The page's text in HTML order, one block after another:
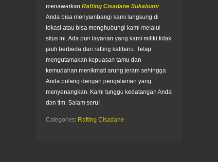
menawarkan Rafting Cisadane Sukabumi.
Anda bisa menyambangi kami langsung di
lokasi atau bisa menghubungi kami melalui
situs ini. Ada pun layanan yang kami miliki tidak
jauh berbeda dari rafting kalibaru. Tetap
mengutamakan kepuasan tamu dan
kemudahan menikmati arung jeram sehingga
Anda pulang dengan pengalaman yang
menyenangkan. Kami tunggu kedatangan Anda
dan tim. Salam seru!
Categories: Rafting Cisadane